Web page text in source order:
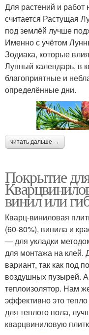
Для растений и
считается Растущая
под землёй лучше
Именно с учётом
Зодиака, которые
Лунный календарь, в
благоприятные и
определённые дни.
читать дальше →
Покрытие
винил или
Кварц-виниловая
(60-80%), винила и
— для укладки
для монтажа на клей.
вариант, так как под
воздушных пузырей.
теплоизолятор. Нам
эффективно это
для теплого пола,
кварцвиниловую